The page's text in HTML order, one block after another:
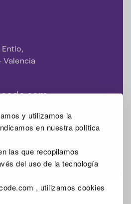
y utilizamos la
en nuestra política
las que recopilamos
del uso de la tecnología
, utilizamos cookies
Entlo,
Valencia
Linkedin Google Mybusiness